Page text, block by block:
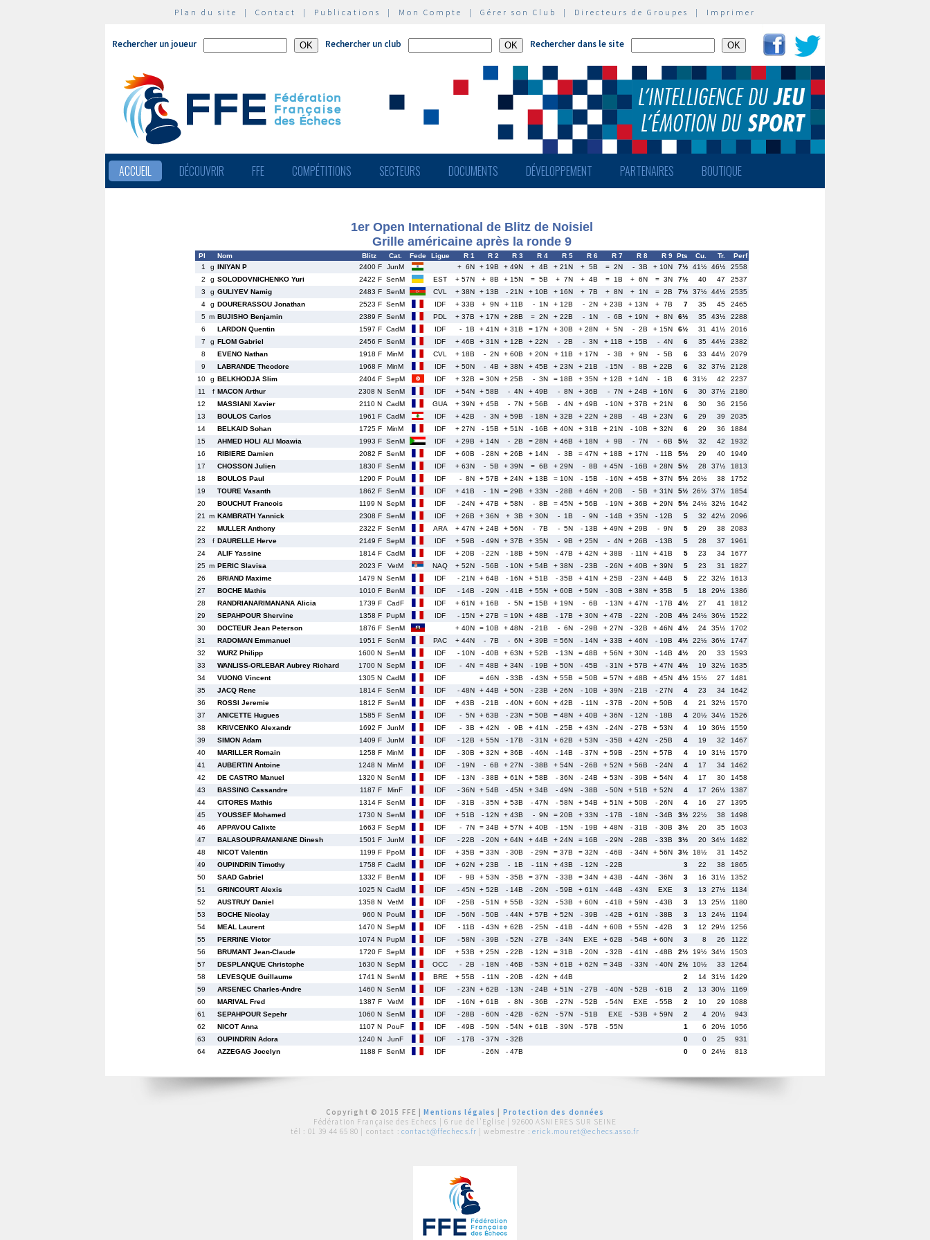
Plan du site | Contact | Publications | Mon Compte | Gérer son Club | Directeurs de Groupes | Imprimer
Rechercher un joueur Rechercher un club Rechercher dans le site
ACCUEIL DÉCOUVRIR FFE COMPÉTITIONS SECTEURS DOCUMENTS DÉVELOPPEMENT PARTENAIRES BOUTIQUE
1er Open International de Blitz de Noisiel
Grille américaine après la ronde 9
Pl Nom Blitz Cat. Fede Ligue R 1 R 2 R 3 R 4 R 5 R 6 R 7 R 8 R 9 Pts Cu. Tr.
Perf
1
g INIYAN P 2400 F JunM + 6N + 19B + 49N + 4B + 21N + 5B = 2N - 3B + 10N 7½ 41½ 46½
2558
2
g SOLODOVNICHENKO Yuri 2422 F SenM EST + 57N + 8B + 15N = 5B + 7N + 4B = 1B + 6N = 3N 7½ 40 47
2537
3
g GULIYEV Namig 2483 F SenM CVL + 38N + 13B - 21N + 10B + 16N + 7B + 8N + 1N = 2B 7½ 37½ 44½
2535
4
g DOURERASSOU Jonathan 2523 F SenM IDF + 33B + 9N + 11B - 1N + 12B - 2N + 23B + 13N + 7B 7 35 45
2465
5 m BUJISHO Benjamin 2389 F SenM PDL + 37B + 17N + 28B = 2N + 22B - 1N - 6B + 19N + 8N 6½ 35 43½
2288
6
LARDON Quentin 1597 F CadM IDF - 1B + 41N + 31B = 17N + 30B + 28N + 5N - 2B + 15N 6½ 31 41½
2016
7
g FLOM Gabriel 2456 F SenM IDF + 46B + 31N + 12B + 22N - 2B - 3N + 11B + 15B - 4N 6 35 44½
2382
8
EVENO Nathan 1918 F MinM CVL + 18B - 2N + 60B + 20N + 11B + 17N - 3B + 9N - 5B 6 33 44½
2079
9
LABRANDE Theodore 1968 F MinM IDF + 50N - 4B + 38N + 45B + 23N + 21B - 15N - 8B + 22B 6 32 37½
2128
10
g BELKHODJA Slim 2404 F SepM IDF + 32B = 30N + 25B - 3N = 18B + 35N + 12B + 14N - 1B 6 31½ 42
2237
11
f MACON Arthur 2308 N SenM IDF + 54N + 58B - 4N + 49B - 8N + 36B - 7N + 24B + 16N 6 30 37½
2180
12
MASSIANI Xavier 2110 N CadM GUA + 39N + 45B - 7N + 56B - 4N + 49B - 10N + 37B + 21N 6 30 36
2156
13
BOULOS Carlos 1961 F CadM IDF + 42B - 3N + 59B - 18N + 32B + 22N + 28B - 4B + 23N 6 29 39
2035
14
BELKAID Sohan 1725 F MinM IDF + 27N - 15B + 51N - 16B + 40N + 31B + 21N - 10B + 32N 6 29 36
1884
15
AHMED HOLI ALI Moawia 1993 F SenM IDF + 29B + 14N - 2B = 28N + 46B + 18N + 9B - 7N - 6B 5½ 32 42
1932
16
RIBIERE Damien 2082 F SenM IDF + 60B - 28N + 26B + 14N - 3B = 47N + 18B + 17N - 11B 5½ 29 40
1949
17
CHOSSON Julien 1830 F SenM IDF + 63N - 5B + 39N = 6B + 29N - 8B + 45N - 16B + 28N 5½ 28 37½
1813
18
BOULOS Paul 1290 F PouM IDF - 8N + 57B + 24N + 13B = 10N - 15B - 16N + 45B + 37N 5½ 26½ 38
1752
19
TOURE Vasanth 1862 F SenM IDF + 41B - 1N = 29B + 33N - 28B + 46N + 20B - 5B + 31N 5½ 26½ 37½
1854
20
BOUCHUT Francois 1199 N SepM IDF - 24N + 47B + 58N - 8B = 45N + 56B - 19N + 36B + 29N 5½ 24½ 32½
1642
21
m KAMBRATH Yannick 2308 F SenM IDF + 26B + 36N + 3B + 30N - 1B - 9N - 14B + 35N - 12B 5 32 42½
2096
22
MULLER Anthony 2322 F SenM ARA + 47N + 24B + 56N - 7B - 5N - 13B + 49N + 29B - 9N 5 29 38
2083
23
f DAURELLE Herve 2149 F SepM IDF + 59B - 49N + 37B + 35N - 9B + 25N - 4N + 26B - 13B 5 28 37
1961
24
ALIF Yassine 1814 F CadM IDF + 20B - 22N - 18B + 59N - 47B + 42N + 38B - 11N + 41B 5 23 34
1677
25 m PERIC Slavisa 2023 F VetM NAQ + 52N - 56B - 10N + 54B + 38N - 23B - 26N + 40B + 39N 5 23 31
1827
26
BRIAND Maxime 1479 N SenM IDF - 21N + 64B - 16N + 51B - 35B + 41N + 25B - 23N + 44B 5 22 32½
1613
27
BOCHE Mathis 1010 F BenM IDF - 14B - 29N - 41B + 55N + 60B + 59N - 30B + 38N + 35B 5 18 29½
1386
28
RANDRIANARIMANANA Alicia 1739 F CadF IDF + 61N + 16B - 5N = 15B + 19N - 6B - 13N + 47N - 17B 4½ 27 41
1812
29
SEPAHPOUR Shervine 1358 F PupM IDF - 15N + 27B = 19N + 48B - 17B + 30N + 47B - 22N - 20B 4½ 24½ 36½
1522
30
DOCTEUR Jean Peterson 1876 F SenM + 40N = 10B + 48N - 21B - 6N - 29B + 27N - 32B + 46N 4½ 24 35½
1702
31
RADOMAN Emmanuel 1951 F SenM PAC + 44N - 7B - 6N + 39B = 56N - 14N + 33B + 46N - 19B 4½ 22½ 36½
1747
32
WURZ Philipp 1600 N SenM IDF - 10N - 40B + 63N + 52B - 13N = 48B + 56N + 30N - 14B 4½ 20 33
1593
33
WANLISS-ORLEBAR Aubrey Richard 1700 N SepM IDF - 4N = 48B + 34N - 19B + 50N - 45B - 31N + 57B + 47N 4½ 19 32½
1635
34
VUONG Vincent 1305 N CadM IDF = 46N - 33B - 43N + 55B = 50B = 57N + 48B + 45N 4½ 15½ 27
1481
35
JACQ Rene 1814 F SenM IDF - 48N + 44B + 50N - 23B + 26N - 10B + 39N - 21B - 27N 4 23 34
1642
36
ROSSI Jeremie 1812 F SenM IDF + 43B - 21B - 40N + 60N + 42B - 11N - 37B - 20N + 50B 4 21 32½
1570
37
ANICETTE Hugues 1585 F SenM IDF - 5N + 63B - 23N = 50B = 48N + 40B + 36N - 12N - 18B 4 20½ 34½
1526
38
KRIVCENKO Alexandr 1692 F JunM IDF - 3B + 42N - 9B + 41N - 25B + 43N - 24N - 27B + 53N 4 19 36½
1559
39
SIMON Adam 1409 F JunM IDF - 12B + 55N - 17B - 31N + 62B + 53N - 35B + 42N - 25B 4 19 32
1467
40
MARILLER Romain 1258 F MinM IDF - 30B + 32N + 36B - 46N - 14B - 37N + 59B - 25N + 57B 4 19 31½
1579
41
AUBERTIN Antoine 1248 N MinM IDF - 19N - 6B + 27N - 38B + 54N - 26B + 52N + 56B - 24N 4 17 34
1462
42
DE CASTRO Manuel 1320 N SenM IDF - 13N - 38B + 61N + 58B - 36N - 24B + 53N - 39B + 54N 4 17 30
1458
43
BASSING Cassandre 1187 F MinF IDF - 36N + 54B - 45N + 34B - 49N - 38B - 50N + 51B + 52N 4 17 26½
1387
44
CITORES Mathis 1314 F SenM IDF - 31B - 35N + 53B - 47N - 58N + 54B + 51N + 50B - 26N 4 16 27
1395
45
YOUSSEF Mohamed 1730 N SenM IDF + 51B - 12N + 43B - 9N = 20B + 33N - 17B - 18N - 34B 3½ 22½ 38
1498
46
APPAVOU Calixte 1663 F SepM IDF - 7N = 34B + 57N + 40B - 15N - 19B + 48N - 31B - 30B 3½ 20 35
1603
47
BALASOUPRAMANIANE Dinesh 1501 F JunM IDF - 22B - 20N + 64N + 44B + 24N = 16B - 29N - 28B - 33B 3½ 20 34½
1482
48
NICOT Valentin 1199 F PpoM IDF + 35B = 33N - 30B - 29N = 37B = 32N - 46B - 34N + 56N 3½ 18½ 31
1452
49
OUPINDRIN Timothy 1758 F CadM IDF + 62N + 23B - 1B - 11N + 43B - 12N - 22B 3 22 38
1865
50
SAAD Gabriel 1332 F BenM IDF - 9B + 53N - 35B = 37N - 33B = 34N + 43B - 44N - 36N 3 16 31½
1352
51
GRINCOURT Alexis 1025 N CadM IDF - 45N + 52B - 14B - 26N - 59B + 61N - 44B - 43N EXE 3 13 27½
1134
52
AUSTRUY Daniel 1358 N VetM IDF - 25B - 51N + 55B - 32N - 53B + 60N - 41B + 59N - 43B 3 13 25½
1180
53
BOCHE Nicolay 960 N PouM IDF - 56N - 50B - 44N + 57B + 52N - 39B - 42B + 61N - 38B 3 13 24½
1194
54
MEAL Laurent 1470 N SepM IDF - 11B - 43N + 62B - 25N - 41B - 44N + 60B + 55N - 42B 3 12 29½
1256
55
PERRINE Victor 1074 N PupM IDF - 58N - 39B - 52N - 27B - 34N EXE + 62B - 54B + 60N 3 8 26
1122
56
BRUMANT Jean-Claude 1720 F SepM IDF + 53B + 25N - 22B - 12N = 31B - 20N - 32B - 41N - 48B 2½ 19½ 34½
1503
57
DESPLANQUE Christophe 1630 N SepM OCC - 2B - 18N - 46B - 53N + 61B + 62N = 34B - 33N - 40N 2½ 10½ 33
1264
58
LEVESQUE Guillaume 1741 N SenM BRE + 55B - 11N - 20B - 42N + 44B 2 14 31½
1429
59
ARSENEC Charles-Andre 1460 N SenM IDF - 23N + 62B - 13N - 24B + 51N - 27B - 40N - 52B - 61B 2 13 30½
1169
60
MARIVAL Fred 1387 F VetM IDF - 16N + 61B - 8N - 36B - 27N - 52B - 54N EXE - 55B 2 10 29
1088
61
SEPAHPOUR Sepehr 1060 N SenM IDF - 28B - 60N - 42B - 62N - 57N - 51B EXE - 53B + 59N 2 4 20½
943
62
NICOT Anna 1107 N PouF IDF - 49B - 59N - 54N + 61B - 39N - 57B - 55N 1 6 20½
1056
63
OUPINDRIN Adora 1240 N JunF IDF - 17B - 37N - 32B 0 0 25
931
64
AZZEGAG Jocelyn 1188 F SenM IDF - 26N - 47B 0 0 24½ 813
Copyright © 2015 FFE |Mentions légales
Protection des données
Fédération Française des Echecs | 6 rue de l'Eglise | 92600 ASNIERES SUR SEINE
tél : 01 39 44 65 80 | contact : contact@ffechecs.fr | webmestre : erick.mouret@echecs.asso.fr